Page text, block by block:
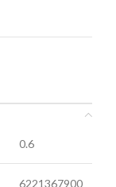
0.6
6221367900